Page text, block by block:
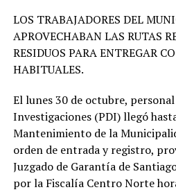
LOS TRABAJADORES DEL
APROVECHABAN LAS RUTAS
RESIDUOS PARA ENTREGAR
HABITUALES.
El lunes 30 de octubre,
Investigaciones (PDI) llegó
Mantenimiento de la
orden de entrada y registro,
Juzgado de Garantía de
por la Fiscalía Centro Norte